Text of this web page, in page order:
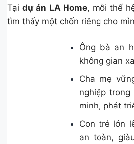
Tạidự án LA Home, mỗi thế
tìm thấy một chốn riêng cho
Ông bà an
không gian
Cha mẹ
nghiệp
minh, phát
Con trẻ lớn
an toàn,